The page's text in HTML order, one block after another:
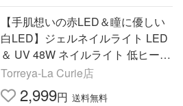
【手肌想いの赤LED＆瞳に優しい
白LED】ジェルネイルライト LED
＆ UV 48W ネイルライト 低ヒート
機能 自動センサー ジェルネイル
レジン【1年保証 ueenail監修】
Torreya-La Curie店
2,999円 送料無料